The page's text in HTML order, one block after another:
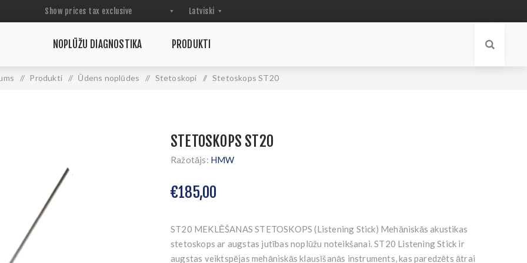
NOPLŪŽU DIAGNOSTIKA PRODUKTI
/ Produkti / Ūdens noplūdes / Stetoskopi / Stetoskops ST20
STETOSKOPS ST20
Ražotājs: HMW
€185,00
ST20 MEKLĒŠANAS STETOSKOPS (Listening Stick) Mehāniskās akustikas
stetoskops ar augstas jutības noplūžu noteikšanai. ST20 Listening Stick ir
augstas veiktspējas mehāniskās klausīšanās instruments, kas paredzēts ātrai